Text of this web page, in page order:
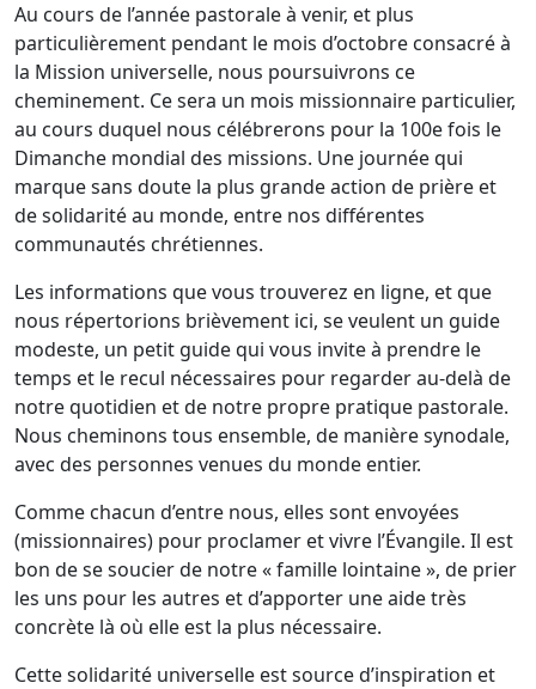
Au cours de l’année pastorale à venir, et plus
particulièrement pendant le mois d’octobre consacré à
la Mission universelle, nous poursuivrons ce
cheminement. Ce sera un mois missionnaire particulier,
au cours duquel nous célébrerons pour la 100e fois le
Dimanche mondial des missions. Une journée qui
marque sans doute la plus grande action de prière et
de solidarité au monde, entre nos différentes
communautés chrétiennes.
Les informations que vous trouverez en ligne, et que
nous répertorions brièvement ici, se veulent un guide
modeste, un petit guide qui vous invite à prendre le
temps et le recul nécessaires pour regarder au-delà de
notre quotidien et de notre propre pratique pastorale.
Nous cheminons tous ensemble, de manière synodale,
avec des personnes venues du monde entier.
Comme chacun d’entre nous, elles sont envoyées
(missionnaires) pour proclamer et vivre l’Évangile. Il est
bon de se soucier de notre « famille lointaine », de prier
les uns pour les autres et d’apporter une aide très
concrète là où elle est la plus nécessaire.
Cette solidarité universelle est source d’inspiration et